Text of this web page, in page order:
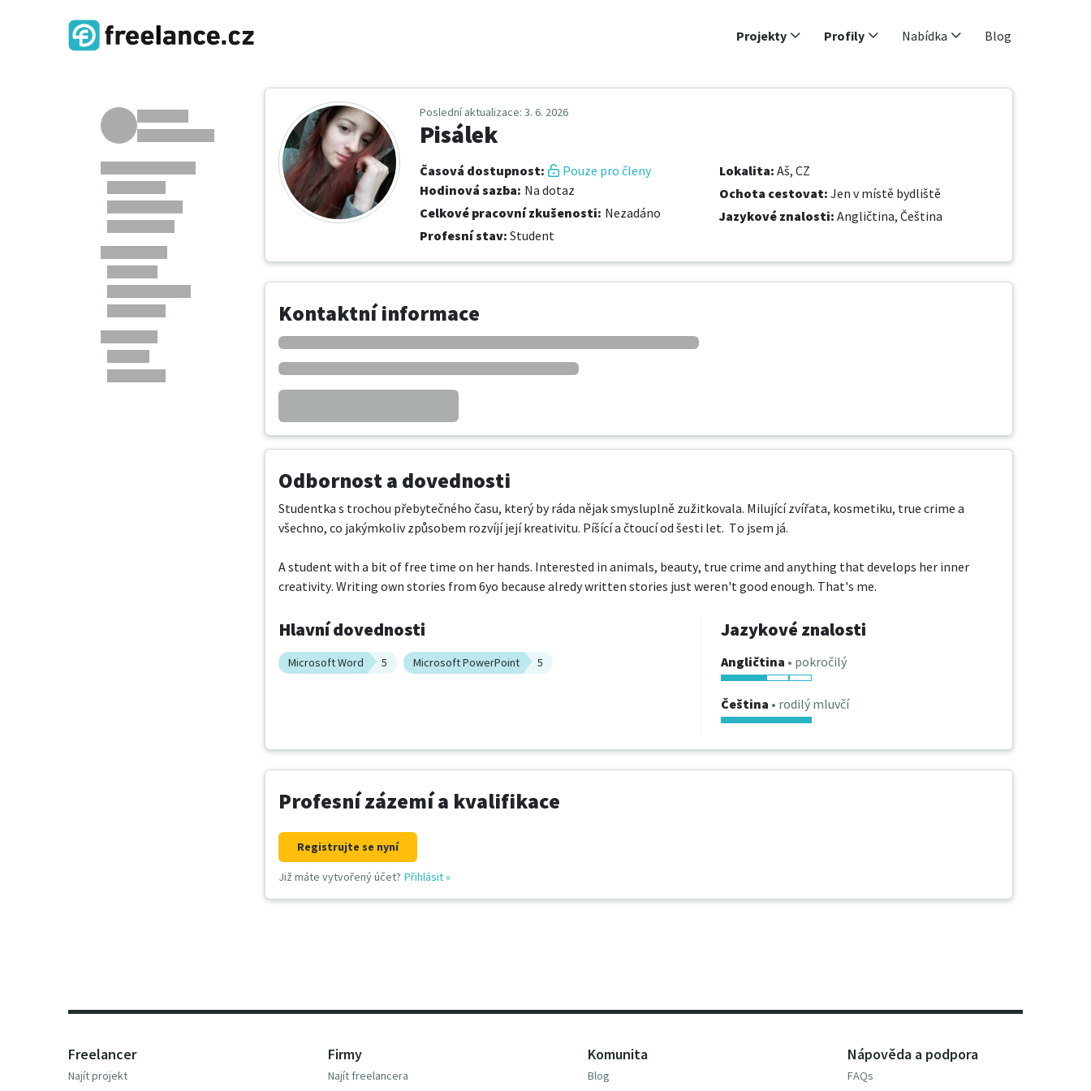
Projekty Profily Nabídka Blog
Poslední aktualizace: 3. 6. 2026
Pisálek
Časová dostupnost:
Pouze pro členy
Hodinová sazba: Na dotaz
Celkové pracovní zkušenosti: Nezadáno
Profesní stav: Student
Lokalita: Aš, CZ
Ochota cestovat: Jen v místě bydliště
Jazykové znalosti: Angličtina, Čeština
Kontaktní informace
Odbornost a dovednosti
Studentka s trochou přebytečného času, který by ráda nějak smysluplně zužitkovala. Milující zvířata, kosmetiku, true crime a
všechno, co jakýmkoliv způsobem rozvíjí její kreativitu. Píšící a čtoucí od šesti let.  To jsem já.
A student with a bit of free time on her hands. Interested in animals, beauty, true crime and anything that develops her inner
creativity. Writing own stories from 6yo because alredy written stories just weren't good enough. That's me.
Hlavní dovednosti
Microsoft Word 5 Microsoft PowerPoint 5
Jazykové znalosti
Angličtina • pokročilý
Čeština • rodilý mluvčí
Profesní zázemí a kvalifikace
Registrujte se nyní
Již máte vytvořený účet? Přihlásit»
Freelancer
Najít projekt
Firmy
Najít freelancera
Komunita
Blog
Nápověda a podpora
FAQs